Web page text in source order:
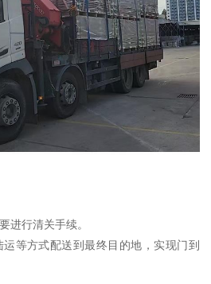
进行清关手续。
等方式配送到最终目的地，实现门到